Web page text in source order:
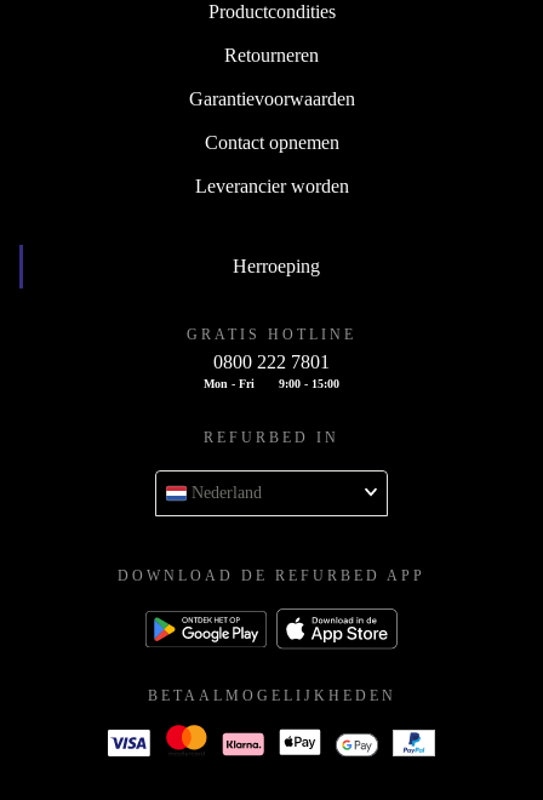
Productcondities
Retourneren
Garantievoorwaarden
Contact opnemen
Leverancier worden
Herroeping
GRATIS HOTLINE
0800 222 7801
Mon - Fri 9:00 - 15:00
REFURBED IN
Nederland
DOWNLOAD DE REFURBED APP
BETAALMOGELIJKHEDEN